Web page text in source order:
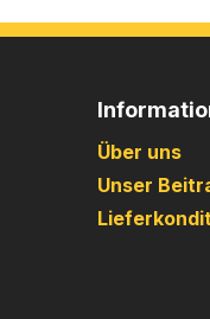
Über uns
Unser